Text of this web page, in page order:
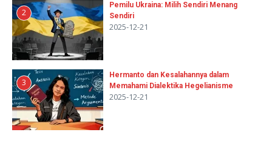
2
Pemilu Ukraina: Milih Sendiri Menang
Sendiri
2025-12-21
3
Hermanto dan Kesalahannya dalam
Memahami Dialektika Hegelianisme
2025-12-21